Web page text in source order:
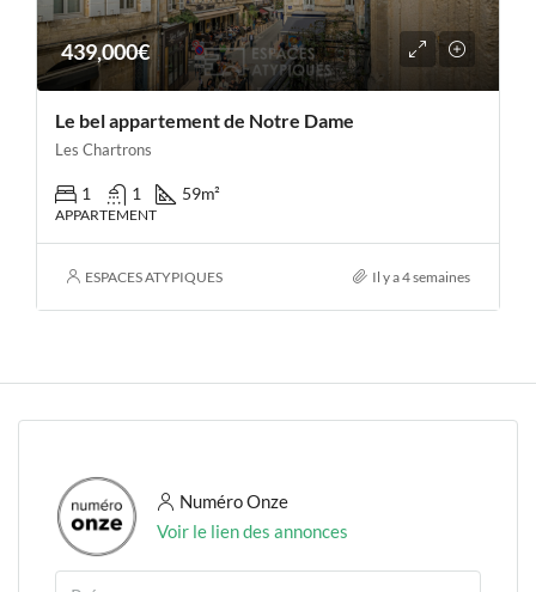
439,000€
Le bel appartement de Notre Dame
Les Chartrons
1 1 59m²
APPARTEMENT
ESPACES ATYPIQUES Il y a 4 semaines
Numéro Onze
Voir le lien des annonces